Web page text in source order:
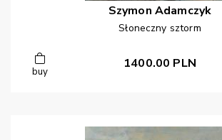
Szymon Adamczyk
Słoneczny sztorm
buy
1400.00 PLN